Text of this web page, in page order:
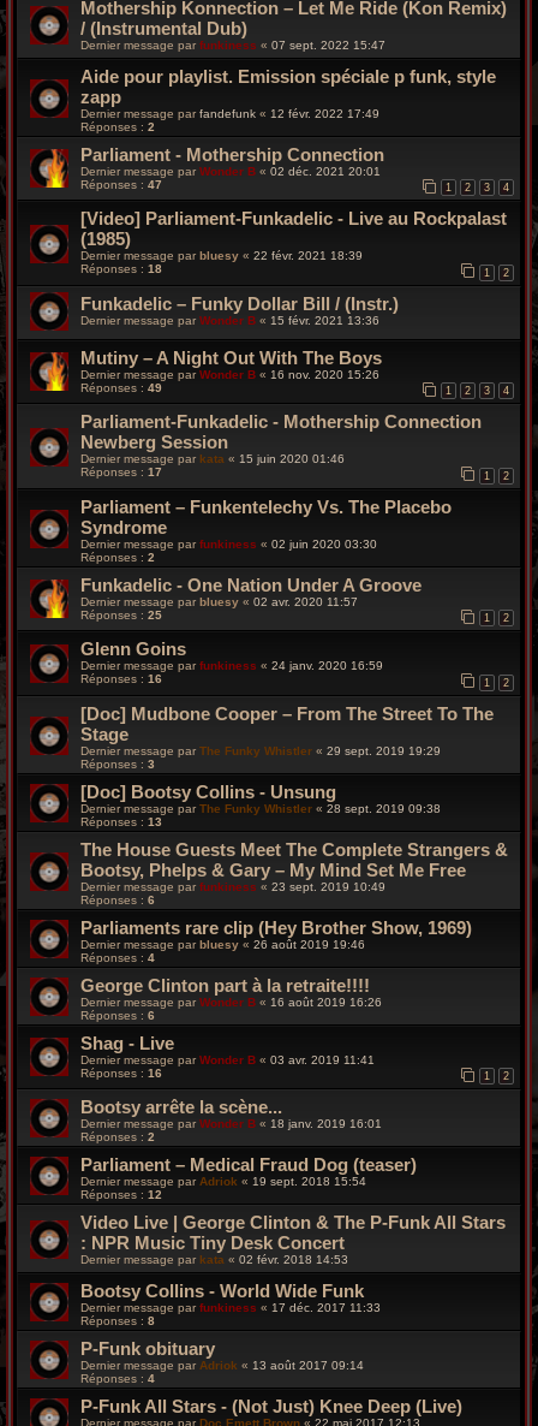
Mothership Konnection – Let Me Ride (Kon Remix)
/ (Instrumental Dub)
Dernier message par funkiness « 07 sept. 2022 15:47
Aide pour playlist. Emission spéciale p funk, style
zapp
Dernier message par fandefunk « 12 févr. 2022 17:49
Réponses : 2
Parliament - Mothership Connection
Dernier message par Wonder B « 02 déc. 2021 20:01
Réponses : 47 1 2 3 4
[Video] Parliament-Funkadelic - Live au Rockpalast
(1985)
Dernier message par bluesy « 22 févr. 2021 18:39
Réponses : 18 1 2
Funkadelic – Funky Dollar Bill / (Instr.)
Dernier message par Wonder B « 15 févr. 2021 13:36
Mutiny – A Night Out With The Boys
Dernier message parWonder B « 16 nov. 2020 15:26
Réponses : 49 1 2 3 4
Parliament-Funkadelic - Mothership Connection
Newberg Session
Dernier message par kata « 15 juin 2020 01:46
Réponses : 17 1 2
Parliament – Funkentelechy Vs. The Placebo
Syndrome
Dernier message par funkiness « 02 juin 2020 03:30
Réponses : 2
Funkadelic - One Nation Under A Groove
Dernier message par bluesy « 02 avr. 2020 11:57
Réponses : 25 1 2
Glenn Goins
Dernier message parfunkiness « 24 janv. 2020 16:59
Réponses : 16 1 2
[Doc] Mudbone Cooper – From The Street To The
Stage
Dernier message par The Funky Whistler « 29 sept. 2019 19:29
Réponses : 3
[Doc] Bootsy Collins - Unsung
Dernier message parThe Funky Whistler « 28 sept. 2019 09:38
Réponses : 13
The House Guests Meet The Complete Strangers &
Bootsy, Phelps & Gary ‎– My Mind Set Me Free
Dernier message par funkiness « 23 sept. 2019 10:49
Réponses : 6
Parliaments rare clip (Hey Brother Show, 1969)
Dernier message parbluesy « 26 août 2019 19:46
Réponses : 4
George Clinton part à la retraite!!!!
Dernier message par Wonder B « 16 août 2019 16:26
Réponses : 6
Shag - Live
Dernier message parWonder B « 03 avr. 2019 11:41
Réponses : 16 1 2
Bootsy arrête la scène...
Dernier message par Wonder B « 18 janv. 2019 16:01
Réponses : 2
Parliament – Medical Fraud Dog (teaser)
Dernier message parAdriok « 19 sept. 2018 15:54
Réponses : 12
Video Live | George Clinton & The P-Funk All Stars
: NPR Music Tiny Desk Concert
Dernier message par kata « 02 févr. 2018 14:53
Bootsy Collins - World Wide Funk
Dernier message parfunkiness « 17 déc. 2017 11:33
Réponses : 8
P-Funk obituary
Dernier message par Adriok « 13 août 2017 09:14
Réponses : 4
P-Funk All Stars - (Not Just) Knee Deep (Live)
Dernier message parDoc Emett Brown « 22 mai 2017 12:13